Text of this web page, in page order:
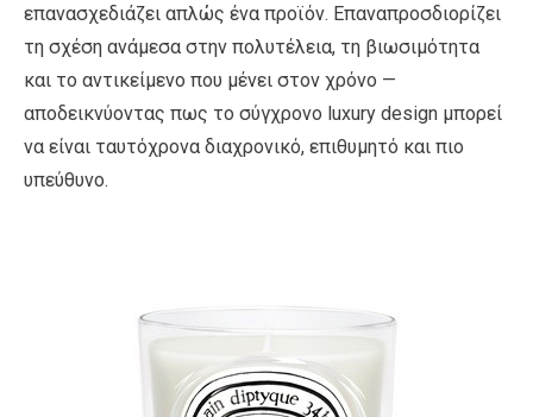
επανασχεδιάζει απλώς ένα προϊόν. Επαναπροσδιορίζει
τη σχέση ανάμεσα στην πολυτέλεια, τη βιωσιμότητα
και το αντικείμενο που μένει στον χρόνο —
αποδεικνύοντας πως το σύγχρονο luxury design μπορεί
να είναι ταυτόχρονα διαχρονικό, επιθυμητό και πιο
υπεύθυνο.